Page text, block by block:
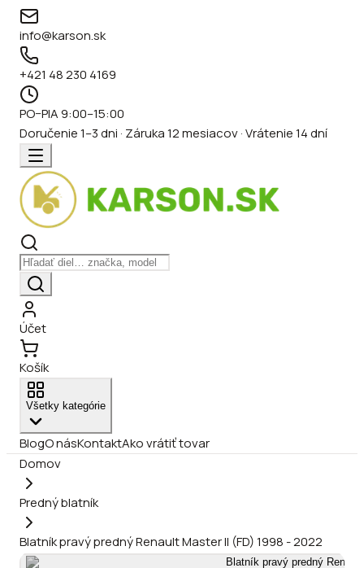
info@karson.sk
+421 48 230 4169
PO–PIA 9:00–15:00
Doručenie 1–3 dni · Záruka 12 mesiacov · Vrátenie 14 dní
Účet
Košík
Všetky kategórie
BlogO násKontaktAko vrátiť tovar
Domov
Predný blatník
Blatník pravý predný Renault Master II (FD) 1998 - 2022